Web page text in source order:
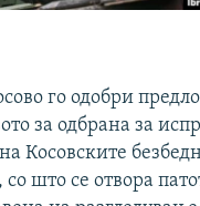
го одобри
за одбрана за
Косовските
што се отвора